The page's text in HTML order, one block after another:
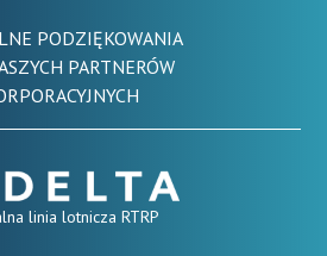
PODZIĘKOWANIA
PARTNERÓW
linia lotnicza RTRP